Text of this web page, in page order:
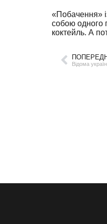
«Побачення»
собою одного
коктейль. А